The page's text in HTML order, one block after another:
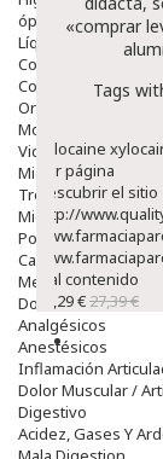
óptica
Líquidos Lentillas
Colirios
Complementos
Ortopedia -
Movilidad
Vida Diaria
Miembro Superior
Tronco
Miembro Inferior
Podología
Calzado
Medicamentos
Dolor E Inflamación
Analgésicos
Anestésicos
Inflamación
Dolor Muscular /
Digestivo
Acidez, Gases Y
«comprar
Tags
Xylocaine
Ver página
Descubrir el sitio
http://
ir al contenido
23,29 €27,39 €